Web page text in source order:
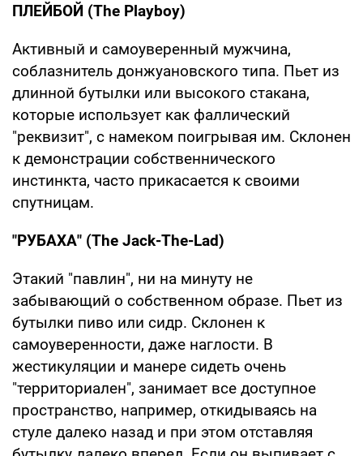
ПЛЕЙБОЙ (The Playboy)
Активный и самоуверенный мужчина,
соблазнитель донжуановского типа. Пьет из
длинной бутылки или высокого стакана,
которые использует как фаллический
"реквизит", с намеком поигрывая им. Склонен
к демонстрации собственнического
инстинкта, часто прикасается к своими
спутницам.
"РУБАХА" (The Jack-The-Lad)
Этакий "павлин", ни на минуту не
забывающий о собственном образе. Пьет из
бутылки пиво или сидр. Склонен к
самоуверенности, даже наглости. В
жестикуляции и манере сидеть очень
"территориален", занимает все доступное
пространство, например, откидываясь на
стуле далеко назад и при этом отставляя